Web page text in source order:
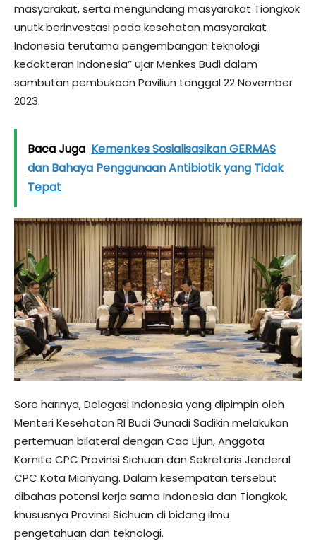
masyarakat, serta mengundang masyarakat Tiongkok
unutk berinvestasi pada kesehatan masyarakat
Indonesia terutama pengembangan teknologi
kedokteran Indonesia” ujar Menkes Budi dalam
sambutan pembukaan Paviliun tanggal 22 November
2023.
Baca Juga Kemenkes Sosialisasikan GERMAS
dan Bahaya Penggunaan Antibiotik yang Tidak
Tepat
Sore harinya, Delegasi Indonesia yang dipimpin oleh
Menteri Kesehatan RI Budi Gunadi Sadikin melakukan
pertemuan bilateral dengan Cao Lijun, Anggota
Komite CPC Provinsi Sichuan dan Sekretaris Jenderal
CPC Kota Mianyang. Dalam kesempatan tersebut
dibahas potensi kerja sama Indonesia dan Tiongkok,
khususnya Provinsi Sichuan di bidang ilmu
pengetahuan dan teknologi.